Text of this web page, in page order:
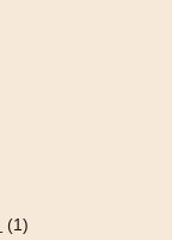
(1)